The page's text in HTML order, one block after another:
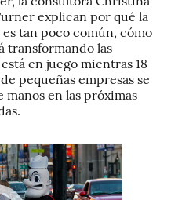
explican por qué la
tan poco común, cómo
transformando las
en juego mientras 18
pequeñas empresas se
en las próximas